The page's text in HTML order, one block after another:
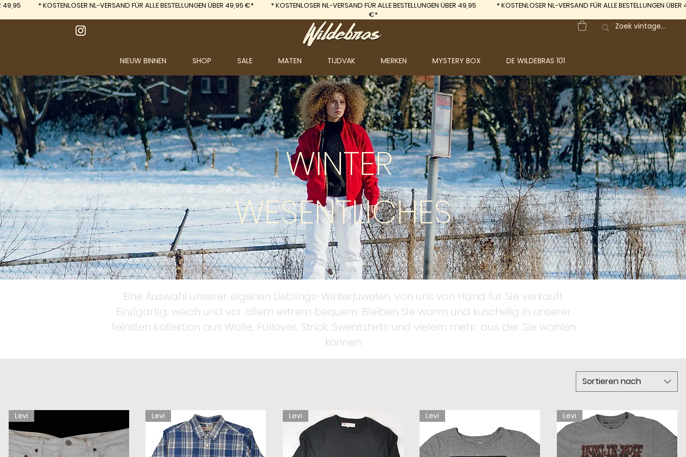
NIEUW BINNEN SHOP SALE MATEN TIJDVAK MERKEN MYSTERY BOX DE WILDEBRAS 101
49,95 *KOSTENLOSER NL-VERSAND FÜR ALLE BESTELLUNGEN ÜBER 49,95 €* *KOSTENLOSER NL-VERSAND FÜR ALLE BESTELLUNGEN ÜBER 49,95
€*
*KOSTENLOSER NL-VERSAND FÜR ALLE BESTELLUNGEN
WINTER
WESENTLICHES
Eine Auswahl unserer eigenen Lieblings-Winterjuwelen, von uns von Hand für Sie verkauft.
Einzigartig, weich und vor allem extrem bequem. Bleiben Sie warm und kuschelig in unserer
feinsten Kollektion aus Wolle, Pullover, Strick, Sweatshirts und vielem mehr, aus der Sie wählen
können.
Sortieren nach
Levi Levi Levi Levi Levi